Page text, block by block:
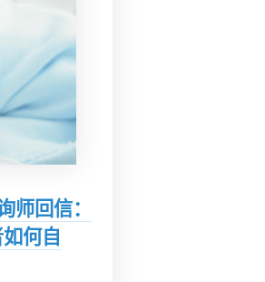
师回信：
何自